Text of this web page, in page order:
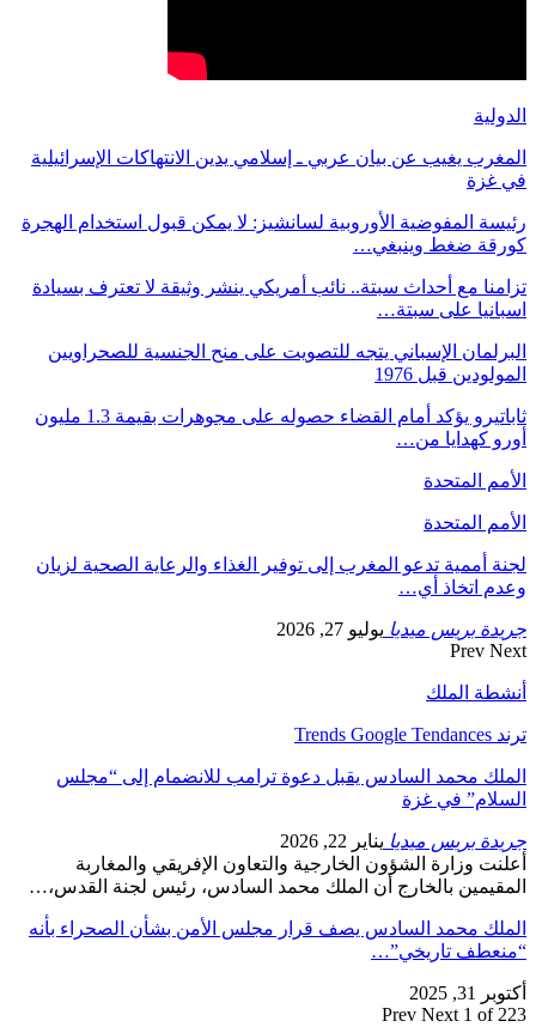
الدولية
المغرب يغيب عن بيان عربي ـ إسلامي يدين الانتهاكات الإسرائيلية
في غزة
رئيسة المفوضية الأوروبية لسانشيز: لا يمكن قبول استخدام الهجرة
كورقة ضغط وينبغي…
تزامنا مع أحداث سبتة.. نائب أمريكي ينشر وثيقة لا تعترف بسيادة
اسبانيا على سبتة…
البرلمان الإسباني يتجه للتصويت على منح الجنسية للصحراويين
المولودين قبل 1976
ثاباتيرو يؤكد أمام القضاء حصوله على مجوهرات بقيمة 1.3 مليون
أورو كهدايا من…
الأمم المتحدة
الأمم المتحدة
لجنة أممية تدعو المغرب إلى توفير الغذاء والرعاية الصحية لزيان
وعدم اتخاذ أي…
جريدة بريس ميديا يوليو 27, 2026
Prev Next
أنشطة الملك
ترند Trends Google Tendances
الملك محمد السادس يقبل دعوة ترامب للانضمام إلى “مجلس
السلام” في غزة
جريدة بريس ميديا يناير 22, 2026
أعلنت وزارة الشؤون الخارجية والتعاون الإفريقي والمغاربة
المقيمين بالخارج أن الملك محمد السادس، رئيس لجنة القدس،…
الملك محمد السادس يصف قرار مجلس الأمن بشأن الصحراء بأنه
“منعطف تاريخي”…
أكتوبر 31, 2025
Prev Next 1 of 223